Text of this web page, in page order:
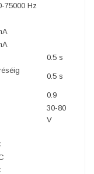
75000 Hz
0.5 s
0.5 s
0.9
30-80
V